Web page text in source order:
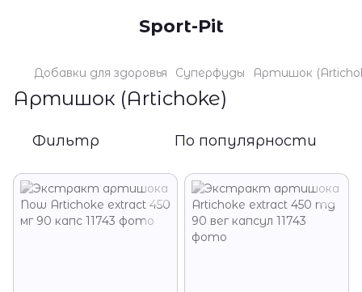
Sport-Pit
Добавки для здоровья Суперфуды Артишок
Артишок (Artichoke)
Фильтр По популярности